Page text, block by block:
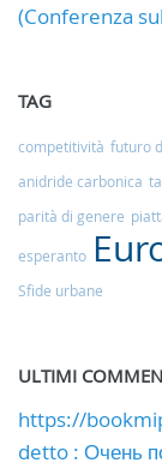
(Conferenza
TAG
competitività futuro
anidride carbonica
parità di genere
esperanto
Sfide urbane
ULTIMI
https://
detto : Очень